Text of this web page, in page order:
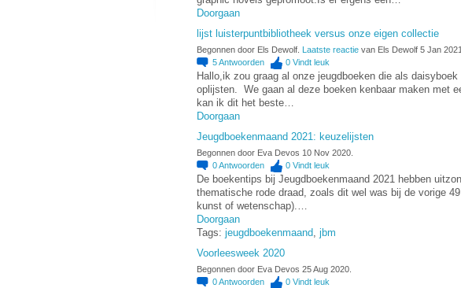
Doorgaan
lijst luisterpuntbibliotheek versus onze eigen collectie
Begonnen door Els Dewolf. Laatste reactievan Els Dewolf 5 Jan 2021.
5Antwoorden 0 Vindt leuk
Hallo,ik zou graag al onze jeugdboeken die als
oplijsten. We gaan al deze boeken kenbaar maken met
kan ik dit het beste…
Doorgaan
Jeugdboekenmaand 2021: keuzelijsten
Begonnen door Eva Devos 10 Nov 2020.
0Antwoorden 0 Vindt leuk
De boekentips bij Jeugdboekenmaand 2021 hebben
thematische rode draad, zoals dit wel was bij de vorige
kunst of wetenschap).…
Doorgaan
Tags: jeugdboekenmaand jbm
Voorleesweek 2020
Begonnen door Eva Devos 25 Aug 2020.
0Antwoorden 0 Vindt leuk